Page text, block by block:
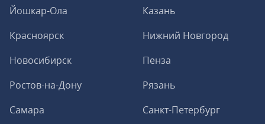
Йошкар-Ола
Казань
Красноярск
Нижний Новгород
Новосибирск
Пенза
Ростов-на-Дону
Рязань
Самара
Санкт-Петербург